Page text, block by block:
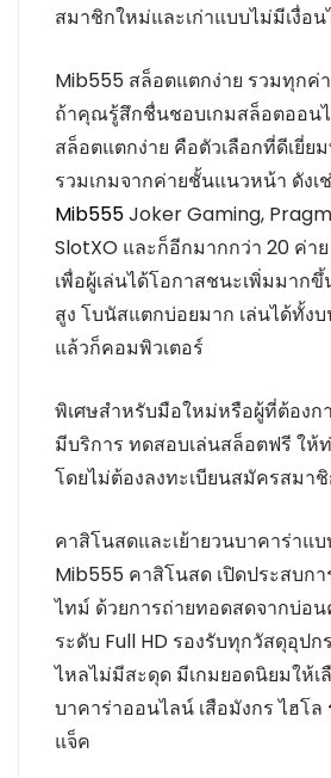
สมาชิกใหม่และเก่าแบบไม่มีเงื่อ
Mib555 สล็อตแตกง่าย รวมทุกค่
ถ้าคุณรู้สึกชื่นชอบเกมสล็อตออน
สล็อตแตกง่าย คือตัวเลือกที่ดีเยี่ย
รวมเกมจากค่ายชั้นแนวหน้า ดังเ
Mib555Joker Gaming,
SlotXO และก็อีกมากกว่า 20 ค่า
เพื่อผู้เล่นได้โอกาสชนะเพิ่มมากขึ้
สูง โบนัสแตกบ่อยมาก เล่นได้ทั้ง
แล้วก็คอมพิวเตอร์
พิเศษสำหรับมือใหม่หรือผู้ที่ต้องก
มีบริการ ทดสอบเล่นสล็อตฟรี ให้
โดยไม่ต้องลงทะเบียนสมัครสมา
คาสิโนสดและเย้ายวนบาคาร่าแบ
Mib555 คาสิโนสด เปิดประสบก
ไทม์ ด้วยการถ่ายทอดสดจากบ่อ
ระดับ Full HD รองรับทุกวัสดุอุป
ไหลไม่มีสะดุด มีเกมยอดนิยมให้เ
บาคาร่าออนไลน์ เสือมังกร ไฮโล
แจ็ค